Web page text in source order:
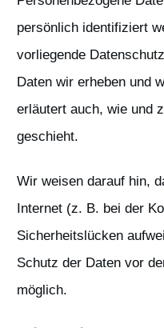
persönlich identifiziert
vorliegende
Daten wir erheben und
erläutert auch, wie und
geschieht.
Wir weisen darauf hin,
Internet (z. B. bei der
Sicherheitslücken
Schutz der Daten vor
möglich.